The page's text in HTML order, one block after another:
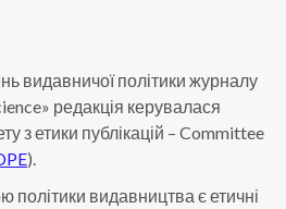
видавничої політики журналу
редакція керувалася
з етики публікацій – Committee
).
політики видавництва є етичні